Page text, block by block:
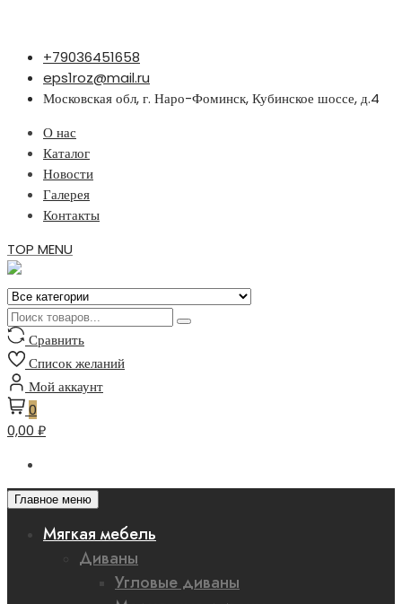
Перейти
содержимому
+79036451658
eps1roz@mail.ru
Московская обл, г. Наро-Фоминск, Кубинское шоссе, д.4
О нас
Каталог
Новости
Галерея
Контакты
TOP MENU
Сравнить
Список желаний
Мой аккаунт
0
0,00 ₽
Главное меню
Мягкая мебель
Диваны
Угловые диваны